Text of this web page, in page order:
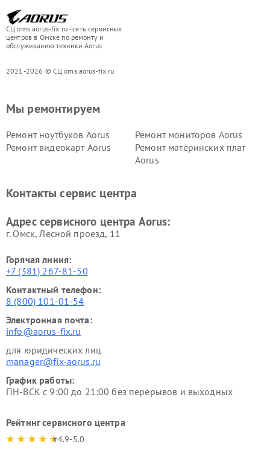
СЦ oms.aorus-fix.ru - сеть сервисных
центров в Омске по ремонту и
обслуживанию техники Aorus
2021-2026 © СЦ oms.aorus-fix.ru
Мы ремонтируем
Ремонт ноутбуков Aorus
Ремонт мониторов Aorus
Ремонт видеокарт Aorus
Ремонт материнских плат
Aorus
Контакты сервис центра
Адрес сервисного центра Aorus:
г. Омск, ​Лесной проезд, 11
Горячая линия:
+7 (381) 267-81-50
Контактный телефон:
8 (800) 101-01-54
Электронная почта:
info@aorus-fix.ru
для юридических лиц
manager@fix-aorus.ru
График работы:
ПН-ВСК с 9:00 до 21:00 без перерывов и выходных
Рейтинг сервисного центра
4.9-5.0